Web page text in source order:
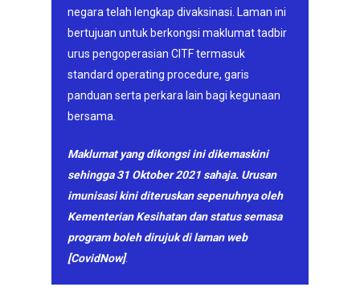
negara telah lengkap divaksinasi. Laman ini
bertujuan untuk berkongsi maklumat tadbir
urus pengoperasian CITF termasuk
standard operating procedure, garis
panduan serta perkara lain bagi kegunaan
bersama.
Maklumat yang dikongsi ini dikemaskini
sehingga 31 Oktober 2021 sahaja. Urusan
imunisasi kini diteruskan sepenuhnya oleh
Kementerian Kesihatan dan status semasa
program boleh dirujuk di laman web
[CovidNow].